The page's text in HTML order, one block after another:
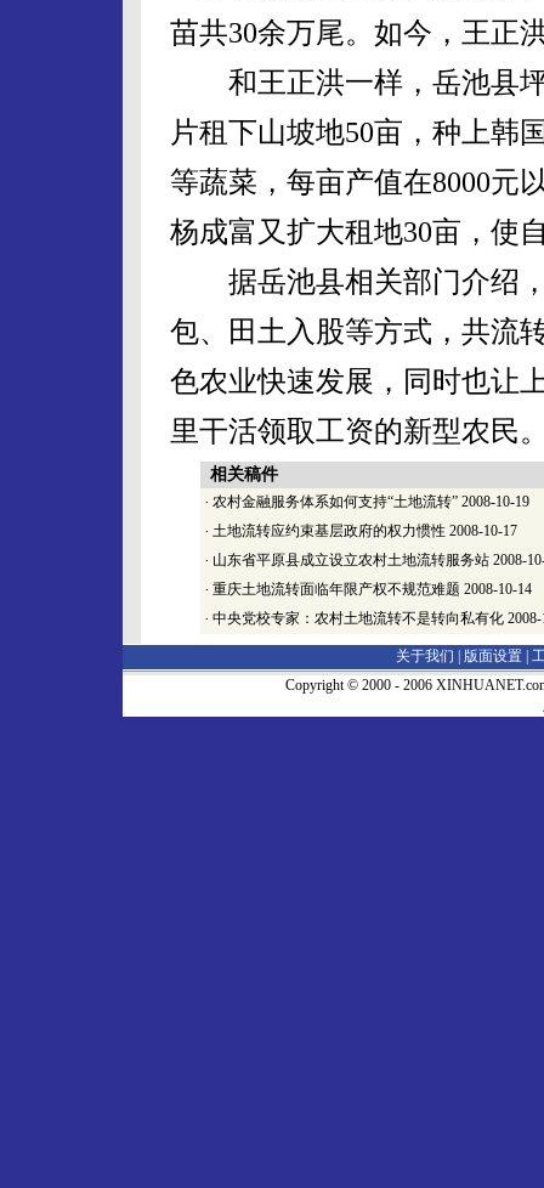
苗共30余万尾。如今，王正
和王正洪一样，岳池县坪
片租下山坡地50亩，种上韩
等蔬菜，每亩产值在8000元
杨成富又扩大租地30亩，使
据岳池县相关部门介绍，
包、田土入股等方式，共流
色农业快速发展，同时也让
里干活领取工资的新型农民
相关稿件
· 农村金融服务体系如何支持“土地流转” 2008-10-19
· 土地流转应约束基层政府的权力惯性 2008-10-17
· 山东省平原县成立设立农村土地流转服务站 2008-
· 重庆土地流转面临年限产权不规范难题 2008-10-14
· 中央党校专家：农村土地流转不是转向私有化
关于我们 | 版面设置
Copyright © 2000 - 2006